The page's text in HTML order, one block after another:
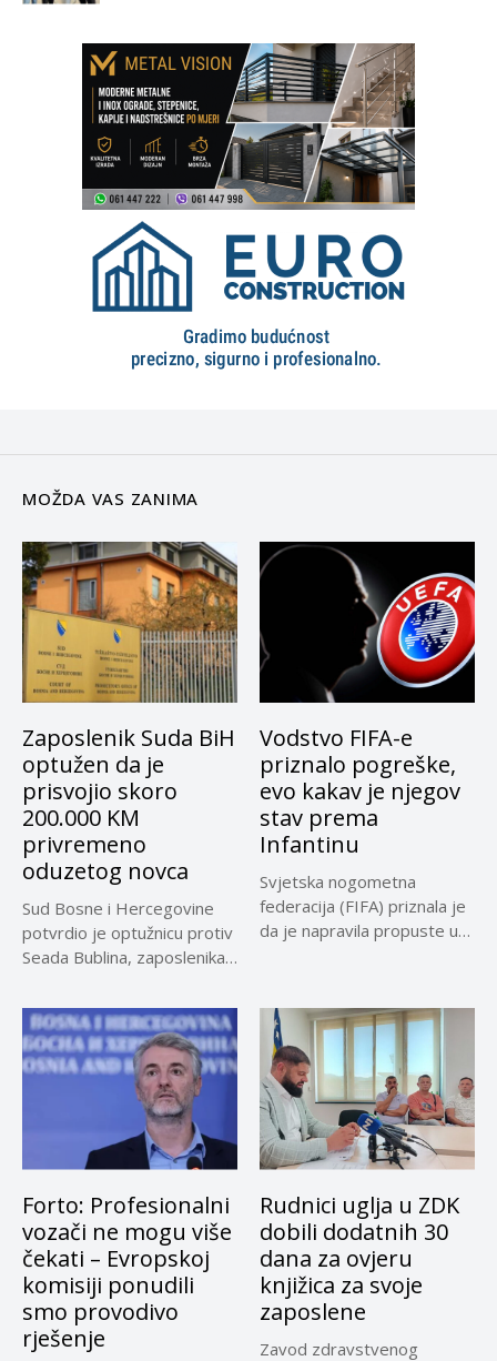
MOŽDA VAS ZANIMA
Zaposlenik Suda BiH
optužen da je
prisvojio skoro
200.000 KM
privremeno
oduzetog novca
Sud Bosne i Hercegovine
potvrdio je optužnicu protiv
Seada Bublina, zaposlenika
Vodstvo FIFA-e
priznalo pogreške,
evo kakav je njegov
stav prema
Infantinu
Svjetska nogometna
federacija (FIFA) priznala je
da je napravila propuste u
Forto: Profesionalni
vozači ne mogu više
čekati – Evropskoj
komisiji ponudili
smo provodivo
rješenje
Rudnici uglja u ZDK
dobili dodatnih 30
dana za ovjeru
knjižica za svoje
zaposlene
Zavod zdravstvenog